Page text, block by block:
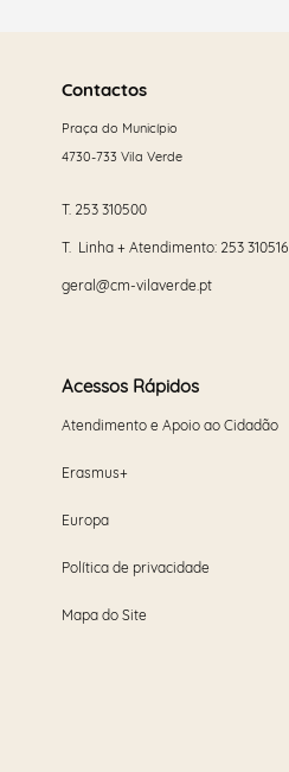
maisContactos
Praça do Município
4730-733 Vila Verde
T. 253 310500
T. Linha + Atendimento: 253 310516
geral@cm-vilaverde.pt
Acessos Rápidos
Atendimento e Apoio ao Cidadão
Erasmus+
Europa
Política de privacidade
Mapa do Site